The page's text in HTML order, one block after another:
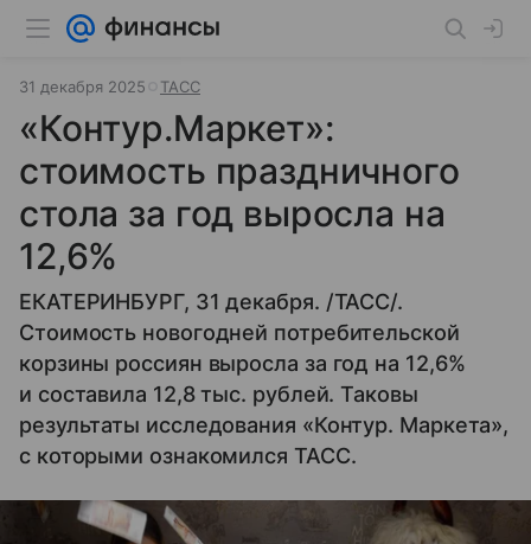
31 декабря 2025 ТАСС
«Контур.Маркет»:
стоимость праздничного
стола за год выросла на
12,6%
ЕКАТЕРИНБУРГ, 31 декабря. /ТАСС/.
Стоимость новогодней потребительской
корзины россиян выросла за год на 12,6%
и составила 12,8 тыс. рублей. Таковы
результаты исследования «Контур. Маркета»,
с которыми ознакомился ТАСС.